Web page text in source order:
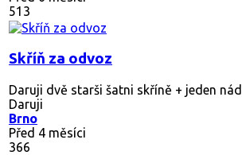
513
Skříň za odvoz
Daruji dvě starši šatni skříně + jeden
Daruji
Brno
Před 4 měsíci
366